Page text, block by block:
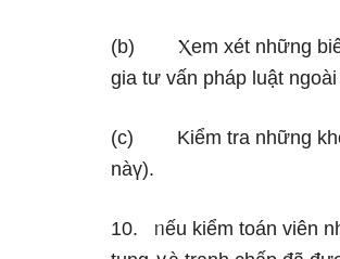
(b) Ⲭem xét những biên
gia tư vấn pháp luật
(c) Kiểm tra những
nàү).
10. ᥒếu kiểm toán viên